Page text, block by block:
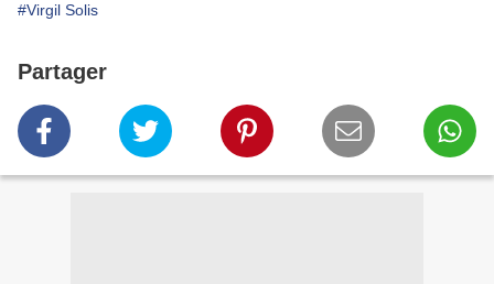
#Virgil Solis
Partager